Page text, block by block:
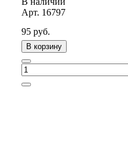
Арт. 16797
95 руб.
В корзину